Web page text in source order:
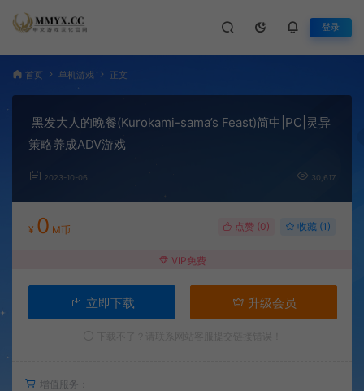
登录
首页 单机游戏 正文
黑发大人的晚餐(Kurokami-sama’s Feast)简中|PC|灵异
策略养成ADV游戏
2023-10-06 30,617
¥ 0 M币 点赞 (0) 收藏 (1)
VIP免费
立即下载 升级会员
增值服务：